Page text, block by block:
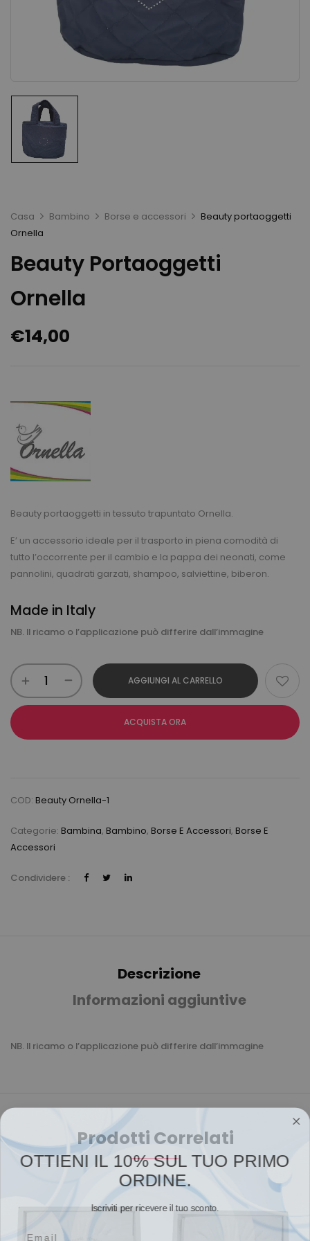
Casa Bambino Borse e accessori
Beauty portaoggetti
Ornella
Beauty Portaoggetti
Ornella
€14,00
Beauty portaoggetti in tessuto trapuntato Ornella.
E’ un accessorio ideale per il trasporto in piena comodità di
tutto l’occorrente per il cambio e la pappa dei neonati, come
pannolini, quadrati garzati, shampoo, salviettine, biberon.
Made in Italy
NB. Il ricamo o l’applicazione può differire dall’immagine
AGGIUNGI AL CARRELLO
ACQUISTA ORA
COD: Beauty Ornella-1
Categorie: Bambina, Bambino, Borse E Accessori, Borse E
Accessori
Condividere :
Descrizione
Informazioni aggiuntive
NB. Il ricamo o l’applicazione può differire dall’immagine
Prodotti Correlati
OTTIENI IL 10% SUL TUO PRIMO
ORDINE.
Iscriviti per ricevere il tuo sconto.